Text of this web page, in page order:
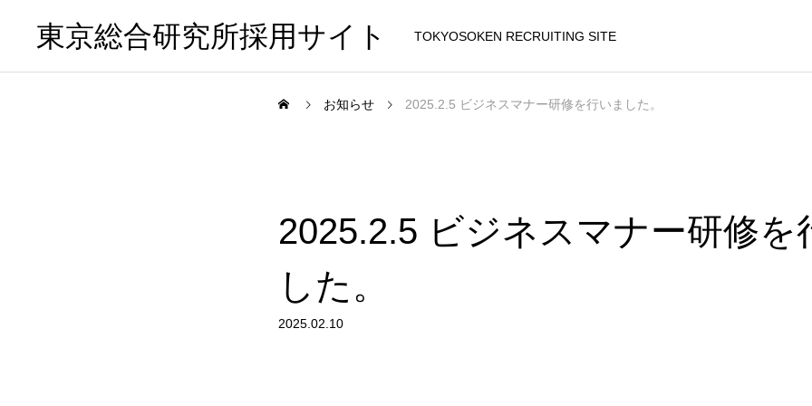
東京総合研究所採用サイト TOKYOSOKEN RECRUITING SITE
お知らせ 2025.2.5 ビジネスマナー研修を行いました。
2025.2.5 ビジネスマナー研修を
した。
2025.02.10